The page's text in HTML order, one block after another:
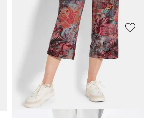
30-Tage-Bestpreis**: 69,95 € (-14%)
GOLDNER
Satin-Baumwollhose
LOUISA
99,95 €
+ 4
30-Tage-Bestpreis**: 69,95 € (-14%)